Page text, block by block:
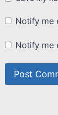
Notify me
Notify me